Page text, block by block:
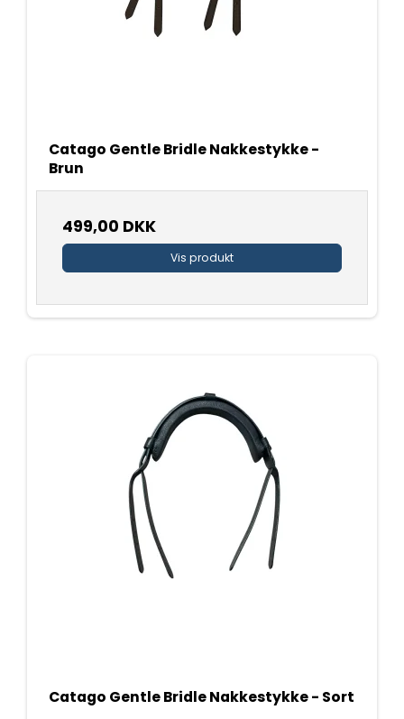
Catago Gentle Bridle Nakkestykke -
Brun
499,00 DKK
Vis produkt
Catago Gentle Bridle Nakkestykke - Sort